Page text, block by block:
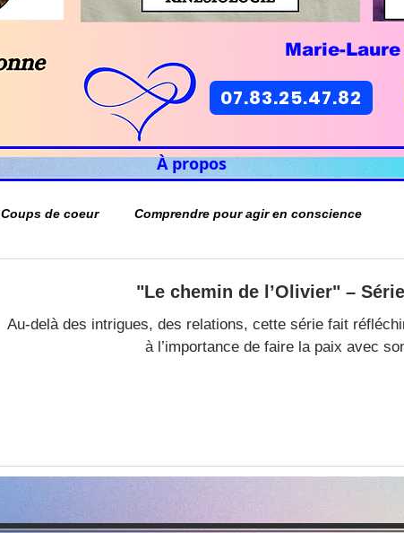
07.83.25.47.82
Marie-
Coups de coeur Comprendre pour agir en conscience
"Le chemin de l’Olivier" –
Au-delà des intrigues, des relations, cette série fait
à l’importance de faire la paix avec
À propos